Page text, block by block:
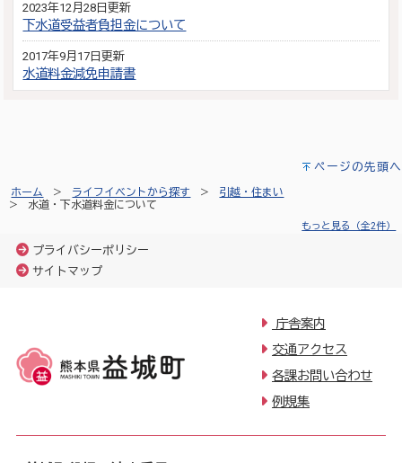
2023年12月28日更新
下水道受益者負担金について
2017年9月17日更新
水道料金減免申請書
ページの先頭へ
ホーム ライフイベントから探す
引越・住まい
水道・下水道料金について
もっと見る（全2件）
プライバシーポリシー
サイトマップ
庁舎案内
交通アクセス
各課お問い合わせ
例規集